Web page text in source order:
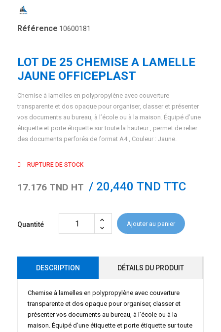
Référence 10600181
LOT DE 25 CHEMISE A LAMELLE
JAUNE OFFICEPLAST
Chemise à lamelles en polypropylène avec couverture
transparente et dos opaque pour organiser, classer et présenter
vos documents au bureau, à l’école ou à la maison. Équipé d’une
étiquette et porte étiquette sur toute la hauteur , permet de relier
des documents perforés de format A4 , Couleur : Jaune.
RUPTURE DE STOCK
17.176 TND HT / 20,440 TND TTC
Quantité Ajouter au panier
DESCRIPTION DÉTAILS DU PRODUIT
Chemise à lamelles en polypropylène avec couverture
transparente et dos opaque pour organiser, classer et
présenter vos documents au bureau, à l’école ou à la
maison. Équipé d’une étiquette et porte étiquette sur toute